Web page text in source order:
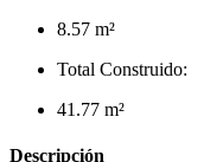
8.57 m²
Total Construido:
41.77 m²
Descripción